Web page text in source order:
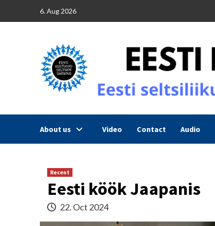
6. Aug 2026
About us Video Contact Audio
Recent
Eesti köök Jaapanis
22. Oct 2024